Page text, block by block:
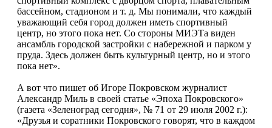
бассейном, стадионом и т. д. Мы понимали, что каждый
уважающий себя город должен иметь спортивный
центр, но этого пока нет. Со стороны МИЭТа виден
ансамбль городской застройки с набережной и парком у
пруда. Здесь должен быть культурный центр, но и этого
пока нет».
А вот что пишет об Игоре Покровском журналист
Александр Миль в своей статье «Эпоха Покровского»
(газета «Зеленоград сегодня», № 71 от 29 июля 2002 г.):
«Друзья и соратники Покровского говорят, что в каждом